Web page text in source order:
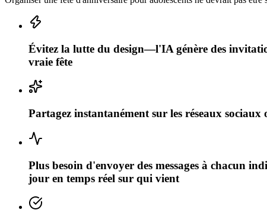
Évitez la lutte du design—l'IA génère des
vraie fête
Partagez instantanément sur les réseaux
Plus besoin d'envoyer des messages à chacun
jour en temps réel sur qui vient